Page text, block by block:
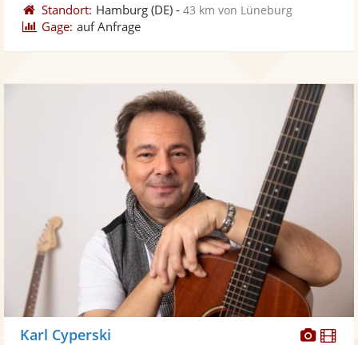
Standort: Hamburg (DE) -43 km von Lüneburg
Gage: auf Anfrage
Karl Cyperski